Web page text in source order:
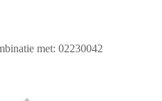
met: 02230042